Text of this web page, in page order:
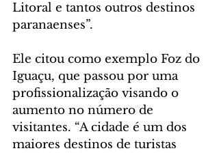
Litoral e tantos outros destinos
paranaenses”.
Ele citou como exemplo Foz do
Iguaçu, que passou por uma
profissionalização visando o
aumento no número de
visitantes. “A cidade é um dos
maiores destinos de turistas